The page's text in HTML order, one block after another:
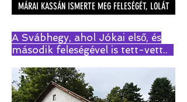
MÁRAI KASSÁN ISMERTE MEG FELESÉGÉT, LOLÁT
A Svábhegy, ahol Jókai első, és
második feleségével is tett-vett..